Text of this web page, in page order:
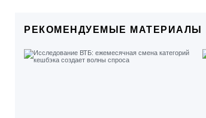
РЕКОМЕНДУЕМЫЕ МАТЕРИАЛЫ